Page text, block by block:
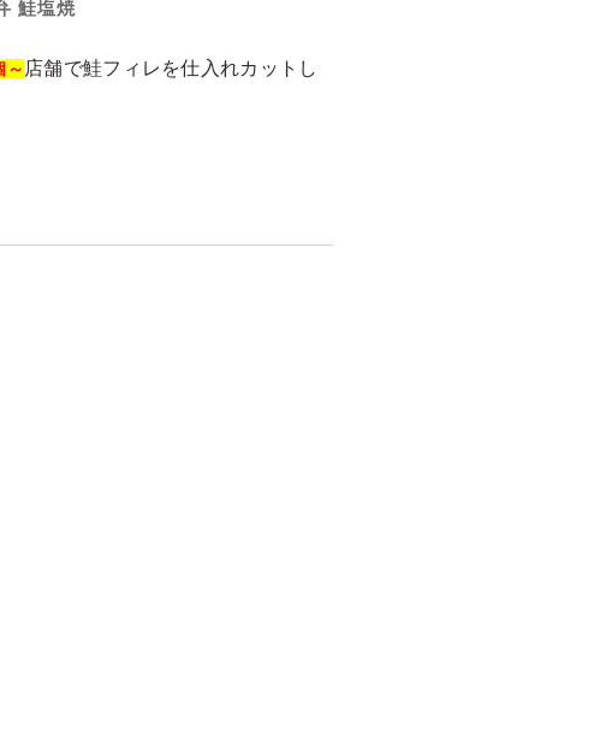
鮭塩焼
～ 店舗で鮭フィレを仕入れカットし